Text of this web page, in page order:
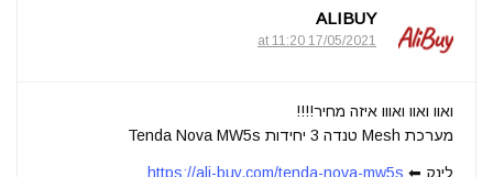
ALIBUY
17/05/2021 at 11:20
ואוו ואוו ואווו איזה מחיר!!!!
מערכת Mesh טנדה 3 יחידות Tenda Nova MW5s
לינק ⬅ https://ali-buy.com/tenda-nova-mw5s